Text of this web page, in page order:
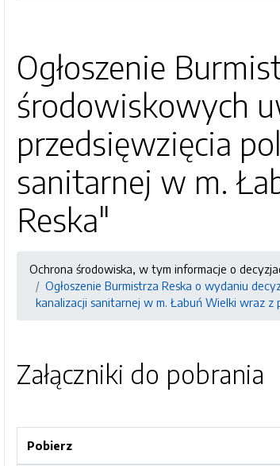
Ogłoszenie
środowiskowych
przedsięwzięcia
sanitarnej w m.
Reska"
Ochrona środowiska, w tym informacje o
Ogłoszenie Burmistrza Reska o wydaniu
kanalizacji sanitarnej w m. Łabuń Wielki wraz z
Załączniki do pobrania
Pobierz